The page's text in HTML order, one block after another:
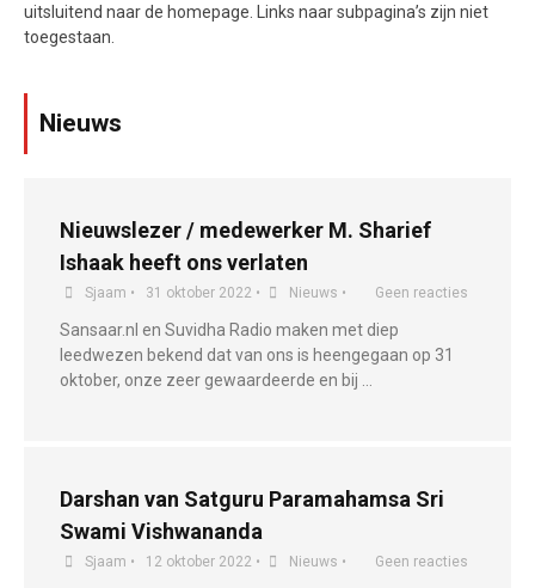
uitsluitend naar de homepage. Links naar subpagina’s zijn niet
toegestaan.
Nieuws
Nieuwslezer / medewerker M. Sharief
Ishaak heeft ons verlaten
Sjaam • 31 oktober 2022 • Nieuws • Geen reacties
Sansaar.nl en Suvidha Radio maken met diep
leedwezen bekend dat van ons is heengegaan op 31
oktober, onze zeer gewaardeerde en bij …
Darshan van Satguru Paramahamsa Sri
Swami Vishwananda
Sjaam • 12 oktober 2022 • Nieuws • Geen reacties